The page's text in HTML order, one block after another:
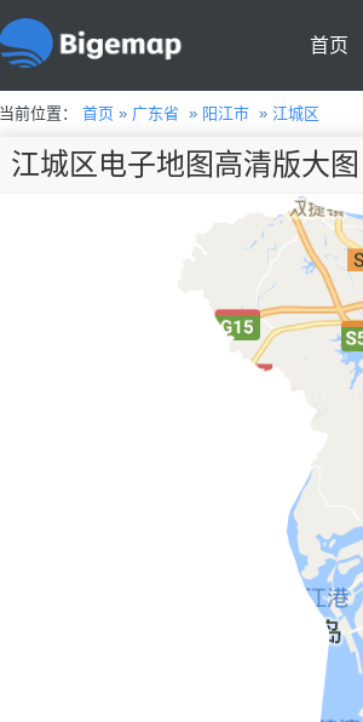
首页
当前位置： 首页» 广东省 » 阳江市» 江城区
江城区电子地图高清版大图